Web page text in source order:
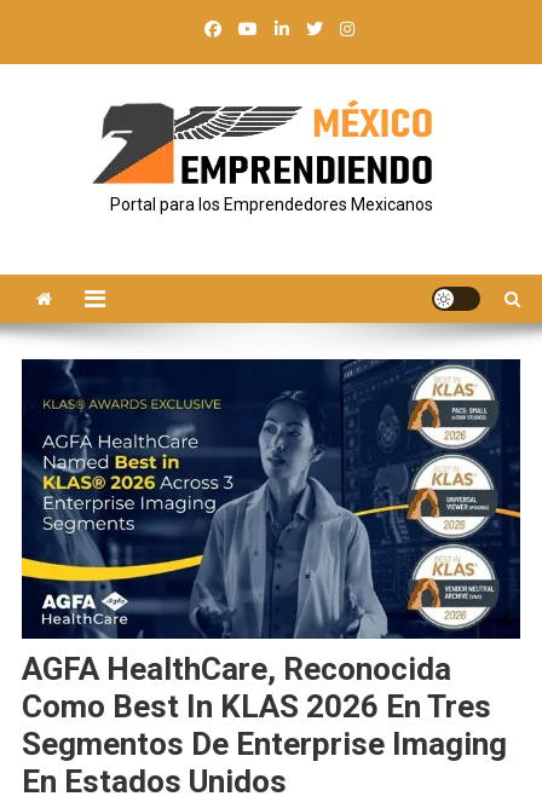
Portal para los Emprendedores Mexicanos
AGFA HealthCare, Reconocida
Como Best In KLAS 2026 En Tres
Segmentos De Enterprise Imaging
En Estados Unidos